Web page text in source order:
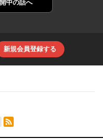
中の話へ
新規会員登録する
RSSフィード